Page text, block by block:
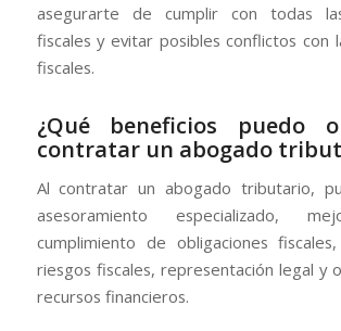
asegurarte de cumplir con todas
fiscales y evitar posibles conflictos con
fiscales.
¿Qué beneficios puedo
contratar un abogado
Al contratar un abogado tributario,
asesoramiento especializado,
cumplimiento de obligaciones
riesgos fiscales, representación legal y
recursos financieros.